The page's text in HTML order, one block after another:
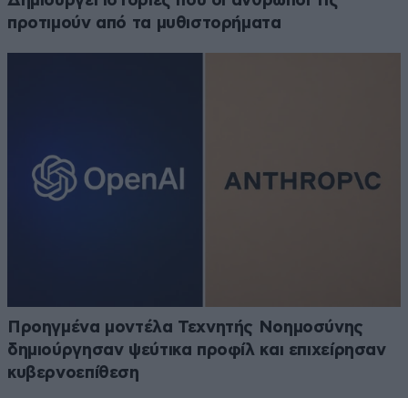
προτιμούν από τα μυθιστορήματα
Προηγμένα μοντέλα Τεχνητής Νοημοσύνης
δημιούργησαν ψεύτικα προφίλ και επιχείρησαν
κυβερνοεπίθεση